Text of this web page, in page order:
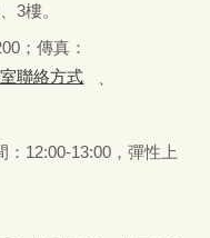
3樓。
；傳真：
聯絡方式
12:00-13:00， 彈性上